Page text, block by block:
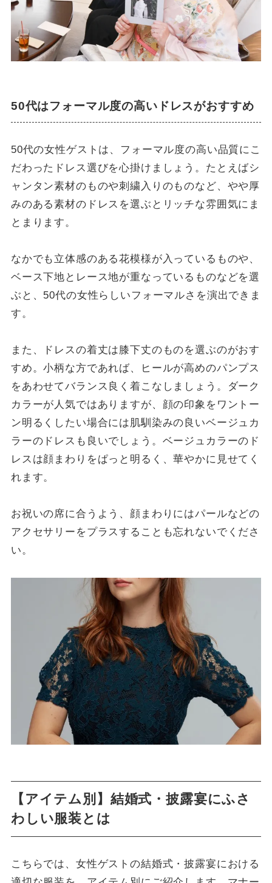
50代はフォーマル度の高いドレスがおすすめ
50代の女性ゲストは、フォーマル度の高い品質にこ
だわったドレス選びを心掛けましょう。たとえばシ
ャンタン素材のものや刺繍入りのものなど、やや厚
みのある素材のドレスを選ぶとリッチな雰囲気にま
とまります。
なかでも立体感のある花模様が入っているものや、
ベース下地とレース地が重なっているものなどを選
ぶと、50代の女性らしいフォーマルさを演出できま
す。
また、ドレスの着丈は膝下丈のものを選ぶのがおす
すめ。小柄な方であれば、ヒールが高めのパンプス
をあわせてバランス良く着こなしましょう。ダーク
カラーが人気ではありますが、顔の印象をワントー
ン明るくしたい場合には肌馴染みの良いベージュカ
ラーのドレスも良いでしょう。ベージュカラーのド
レスは顔まわりをぱっと明るく、華やかに見せてく
れます。
お祝いの席に合うよう、顔まわりにはパールなどの
アクセサリーをプラスすることも忘れないでくださ
い。
【アイテム別】結婚式・披露宴にふさ
わしい服装とは
こちらでは、女性ゲストの結婚式・披露宴における